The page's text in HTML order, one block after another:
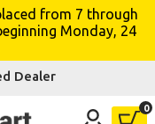
from 7 through
Monday, 24
Dealer